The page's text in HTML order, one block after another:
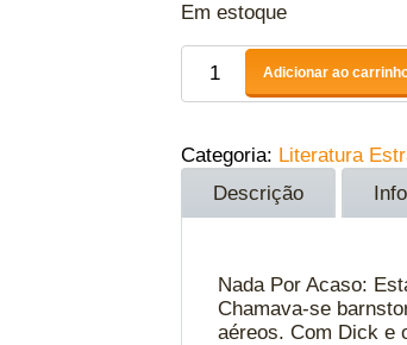
Em estoque
Adicionar ao
Categoria: Literatura
Descrição
Nada Por Acaso:
Chamava-se
aéreos. Com Dick e